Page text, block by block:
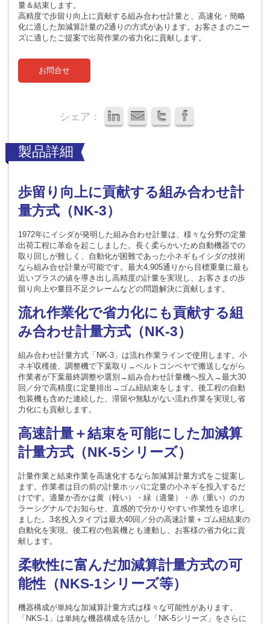
量＆結束します。
高精度で歩留り向上に貢献する組み合わせ計量と、高速化・簡略
化に適した加減算計量の2通りの方式があります。お客さまのニー
ズに適したご提案で出荷作業の省力化に貢献します。
お問合せ
シェア：
製品詳細
歩留り向上に貢献する組み合わせ計
量方式（NK-3）
1972年にイシダが発明した組み合わせ計量は、様々な分野の定量
出荷工程に革命を起こしました。長く柔らかいため自動機器での
取り回しが難しく、自動化が困難であった小ネギもイシダの技術
なら組み合せ計量が可能です。最大4,905通りから目標重量に最も
近いプラスの値を導き出し高精度の計量を実現し、お客さまの歩
留り向上や量目不足クレームなどの問題解決に貢献します。
流れ作業化で省力化にも貢献する組
み合わせ計量方式（NK-3）
組み合わせ計量方式「NK-3」は流れ作業ラインで使用します。小
ネギ収穫後、調整機で下葉取り→ベルトコンベヤで搬送しながら
作業者が下葉最終調整や選別→組み合わせ計量機へ投入→最大30
回／分で高精度に定量排出→ゴム紐結束をします。後工程の自動
包装機も含めた連続した、滞留や無駄がない流れ作業を実現し省
力化にも貢献します。
高速計量＋結束を可能にした加減算
計量方式（NK-5シリーズ）
計量作業と結束作業を高速化するなら加減算計量方式をご提案し
ます。作業者は目の前の計量ホッパに定量の小ネギを投入するだ
けです。適量か否かは黄（軽い）・緑（適量）・赤（重い）のカ
ラーシグナルでお知らせ、直感的で分かりやすい作業性を追求し
ました。3名投入タイプは最大40回／分の高速計量＋ゴム紐結束の
自動化を実現。後工程の包装機とも連動し、お客様の省力化に貢
献します。
柔軟性に富んだ加減算計量方式の可
能性（NKS-1シリーズ等）
機器構成が単純な加減算計量方式は様々な可能性があります。
「NKS-1」は単純な機器構成を活かし「NK-5シリーズ」をさらに